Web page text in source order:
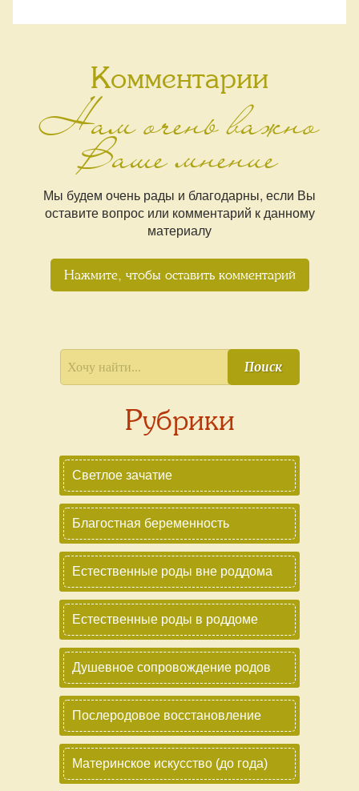
Комментарии
Нам очень важно
Ваше мнение
Мы будем очень рады и благодарны, если Вы
оставите вопрос или комментарий к данному
материалу
Нажмите, чтобы оставить комментарий
Поиск
Рубрики
Светлое зачатие
Благостная беременность
Естественные роды вне роддома
Естественные роды в роддоме
Душевное сопровождение родов
Послеродовое восстановление
Материнское искусство (до года)